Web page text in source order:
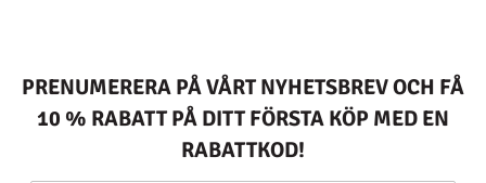
PRENUMERERA PÅ VÅRT NYHETSBREV OCH FÅ
10 % RABATT PÅ DITT FÖRSTA KÖP MED EN
RABATTKOD!